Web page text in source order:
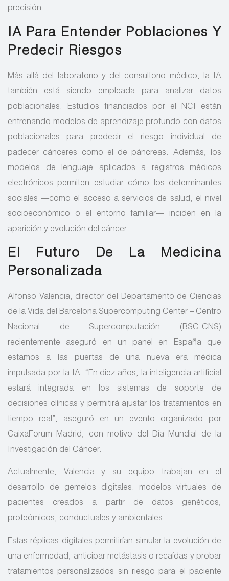
precisión.
IA Para Entender Poblaciones Y
Predecir Riesgos
Más allá del laboratorio y del consultorio médico, la IA
también está siendo empleada para analizar datos
poblacionales. Estudios financiados por el NCI están
entrenando modelos de aprendizaje profundo con datos
poblacionales para predecir el riesgo individual de
padecer cánceres como el de páncreas. Además, los
modelos de lenguaje aplicados a registros médicos
electrónicos permiten estudiar cómo los determinantes
sociales —como el acceso a servicios de salud, el nivel
socioeconómico o el entorno familiar— inciden en la
aparición y evolución del cáncer.
El Futuro De La Medicina
Personalizada
Alfonso Valencia, director del Departamento de Ciencias
de la Vida del Barcelona Supercomputing Center – Centro
Nacional de Supercomputación (BSC-CNS)
recientemente aseguró en un panel en España que
estamos a las puertas de una nueva era médica
impulsada por la IA. “En diez años, la inteligencia artificial
estará integrada en los sistemas de soporte de
decisiones clínicas y permitirá ajustar los tratamientos en
tiempo real”, aseguró en un evento organizado por
CaixaForum Madrid, con motivo del Día Mundial de la
Investigación del Cáncer.
Actualmente, Valencia y su equipo trabajan en el
desarrollo de gemelos digitales: modelos virtuales de
pacientes creados a partir de datos genéticos,
proteómicos, conductuales y ambientales.
Estas réplicas digitales permitirían simular la evolución de
una enfermedad, anticipar metástasis o recaídas y probar
tratamientos personalizados sin riesgo para el paciente